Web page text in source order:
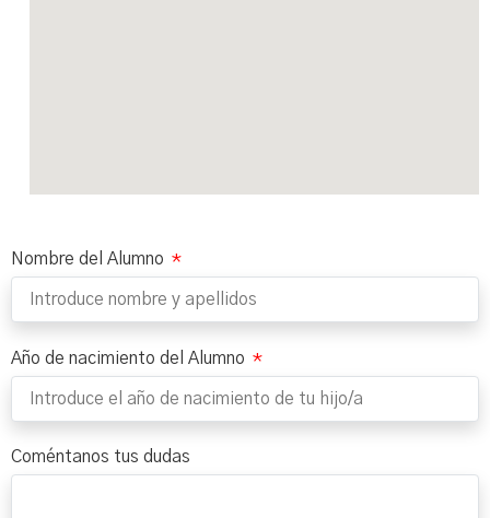
Nombre del Alumno
Año de nacimiento del Alumno
Coméntanos tus dudas